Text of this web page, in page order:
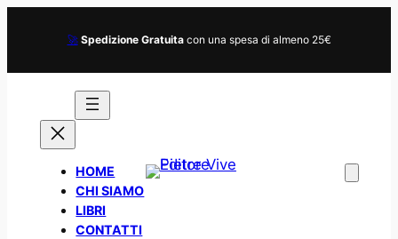
🚀 Spedizione Gratuitacon una spesa di almeno 25€
HOME
CHI SIAMO
LIBRI
CONTATTI